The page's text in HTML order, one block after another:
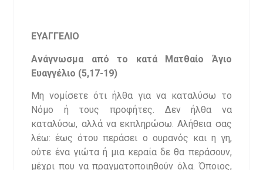
ΕΥΑΓΓΕΛΙΟ
Ανάγνωσμα από το κατά Ματθαίο Άγιο
Ευαγγέλιο (5,17-19)
Μη νομίσετε ότι ήλθα για να καταλύσω το
Νόμο ή τους προφήτες. Δεν ήλθα να
καταλύσω, αλλά να εκπληρώσω. Αλήθεια σας
λέω: έως ότου περάσει ο ουρανός και η γη,
ούτε ένα γιώτα ή μια κεραία δε θα περάσουν,
μέχρι που να πραγματοποιηθούν όλα. Όποιος,